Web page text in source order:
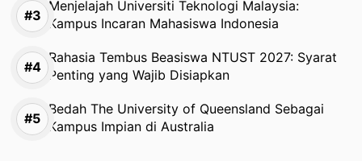
Menjelajah Universiti Teknologi Malaysia:
Kampus Incaran Mahasiswa Indonesia
Rahasia Tembus Beasiswa NTUST 2027: Syarat
Penting yang Wajib Disiapkan
Bedah The University of Queensland Sebagai
Kampus Impian di Australia